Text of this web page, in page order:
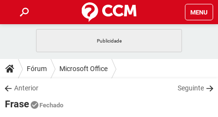
MENU
CELULAR
OUTLOOK
INSTAGRAM
DICAS
JOGOS
DOWNLOADS
JOGOS
Fórum Microsoft Office
Anterior Seguinte
Frase Fechado